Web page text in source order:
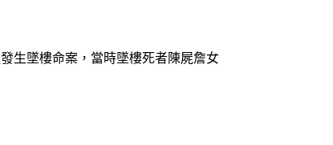
生墜樓命案，當時墜樓死者陳屍詹女